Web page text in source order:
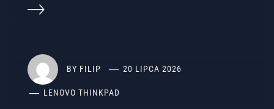
BY FILIP 20 LIPCA 2026
LENOVO THINKPAD